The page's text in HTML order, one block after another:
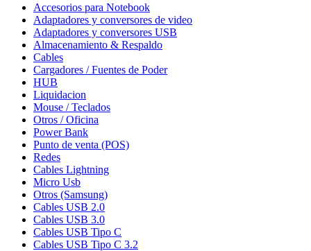
Accesorios para Notebook
Adaptadores y conversores de video
Adaptadores y conversores USB
Almacenamiento & Respaldo
Cables
Cargadores / Fuentes de Poder
HUB
Liquidacion
Mouse / Teclados
Otros / Oficina
Power Bank
Punto de venta (POS)
Redes
Cables Lightning
Micro Usb
Otros (Samsung)
Cables USB 2.0
Cables USB 3.0
Cables USB Tipo C
Cables USB Tipo C 3.2